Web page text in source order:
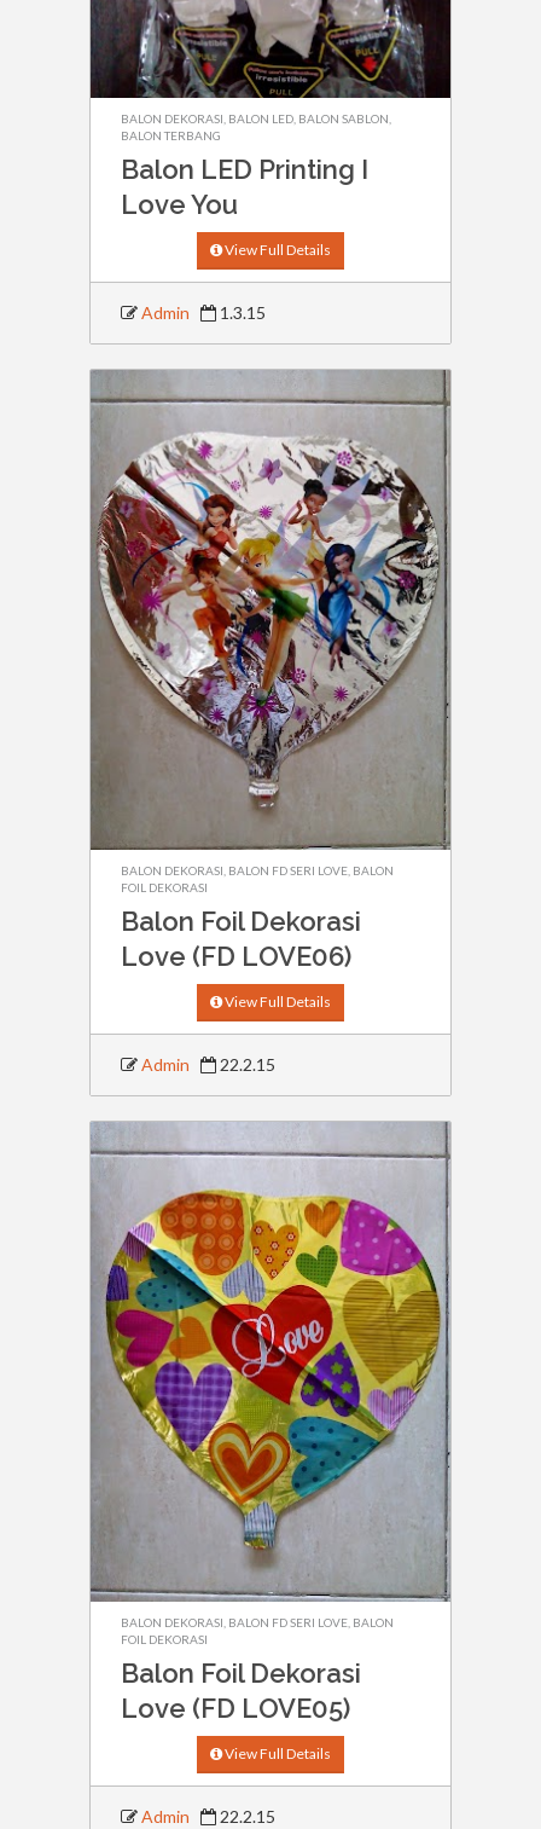
BALON DEKORASI BALON LED BALON SABLON
BALON TERBANG
Balon LED Printing I
Love You
View Full Details
Admin 1.3.15
BALON DEKORASI BALON FD SERI LOVE BALON
FOIL DEKORASI
Balon Foil Dekorasi
Love (FD LOVE06)
View Full Details
Admin 22.2.15
BALON DEKORASI BALON FD SERI LOVE BALON
FOIL DEKORASI
Balon Foil Dekorasi
Love (FD LOVE05)
View Full Details
Admin 22.2.15